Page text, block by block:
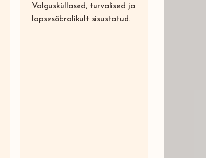
Valgusküllased, turvalised ja
lapsesõbralikult sisustatud.